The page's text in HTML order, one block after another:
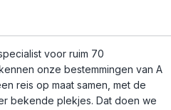
voor ruim 70
onze bestemmingen van A
reis op maat samen, met de
bekende plekjes. Dat doen we